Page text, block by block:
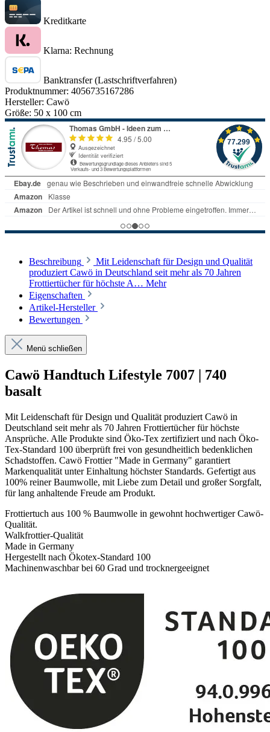
Kreditkarte
Klarna: Rechnung
Banktransfer (Lastschriftverfahren)
Produktnummer: 4056735167286
Hersteller: Cawö
Größe: 50 x 100 cm
Beschreibung
Mit Leidenschaft für Design und Qualität
produziert Cawö in Deutschland seit mehr als 70 Jahren
Frottiertücher für höchste A… Mehr
Eigenschaften
Artikel-Hersteller
Bewertungen
Menü schließen
Cawö Handtuch Lifestyle 7007 | 740
basalt
Mit Leidenschaft für Design und Qualität produziert Cawö in
Deutschland seit mehr als 70 Jahren Frottiertücher für höchste
Ansprüche. Alle Produkte sind Öko-Tex zertifiziert und nach Öko-
Tex-Standard 100 überprüft frei von gesundheitlich bedenklichen
Schadstoffen. Cawö Frottier "Made in Germany" garantiert
Markenqualität unter Einhaltung höchster Standards. Gefertigt aus
100% reiner Baumwolle, mit Liebe zum Detail und großer Sorgfalt,
für lang anhaltende Freude am Produkt.
Frottiertuch aus 100 % Baumwolle in gewohnt hochwertiger Cawö-
Qualität.
Walkfrottier-Qualität
Made in Germany
Hergestellt nach Ökotex-Standard 100
Machinenwaschbar bei 60 Grad und trocknergeeignet